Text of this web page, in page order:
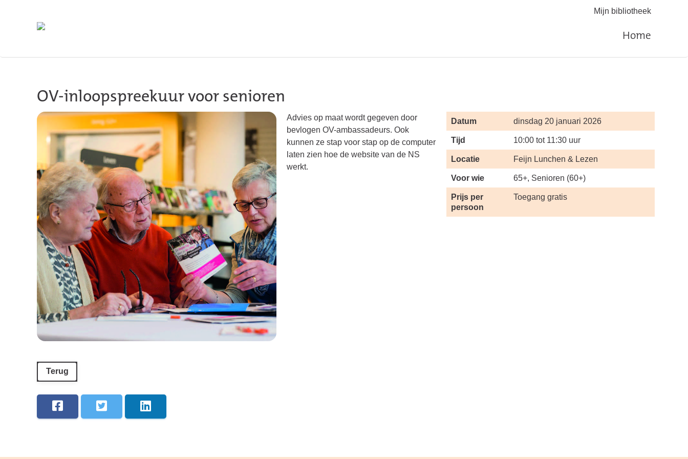
Terug naar hoofdinhoud
Mijn bibliotheek
Home
OV-inloopspreekuur voor senioren
Advies op maat wordt gegeven door
bevlogen OV-ambassadeurs. Ook
kunnen ze stap voor stap op de computer
laten zien hoe de website van de NS
werkt.
Datum dinsdag 20 januari 2026
Tijd 10:00 tot 11:30 uur
Locatie Feijn Lunchen & Lezen
Voor wie 65+, Senioren (60+)
Prijs per
persoon
Toegang gratis
Terug